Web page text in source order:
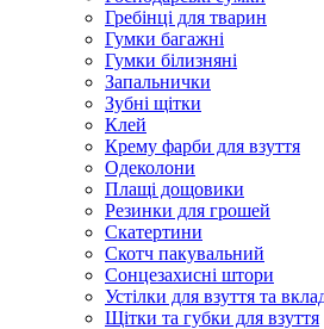
Гребінці для тварин
Гумки багажні
Гумки білизняні
Запальнички
Зубні щітки
Клей
Крему фарби для взуття
Одеколони
Плащі дощовики
Резинки для грошей
Скатертини
Скотч пакувальний
Сонцезахисні штори
Устілки для взуття та
Щітки та губки для взуття